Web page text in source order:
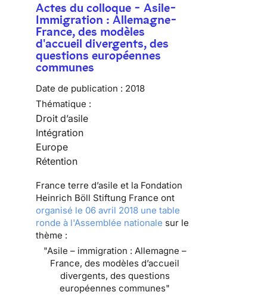
Actes du colloque - Asile-
Immigration : Allemagne-
France, des modèles
d'accueil divergents, des
questions européennes
communes
Date de publication : 2018
Thématique :
Droit d’asile
Intégration
Europe
Rétention
France terre d’asile et la Fondation
Heinrich Böll Stiftung France ont
organisé le 06 avril 2018 une table
ronde à l'Assemblée nationale sur le
thème :
"Asile – immigration : Allemagne –
France, des modèles d’accueil
divergents, des questions
européennes communes"